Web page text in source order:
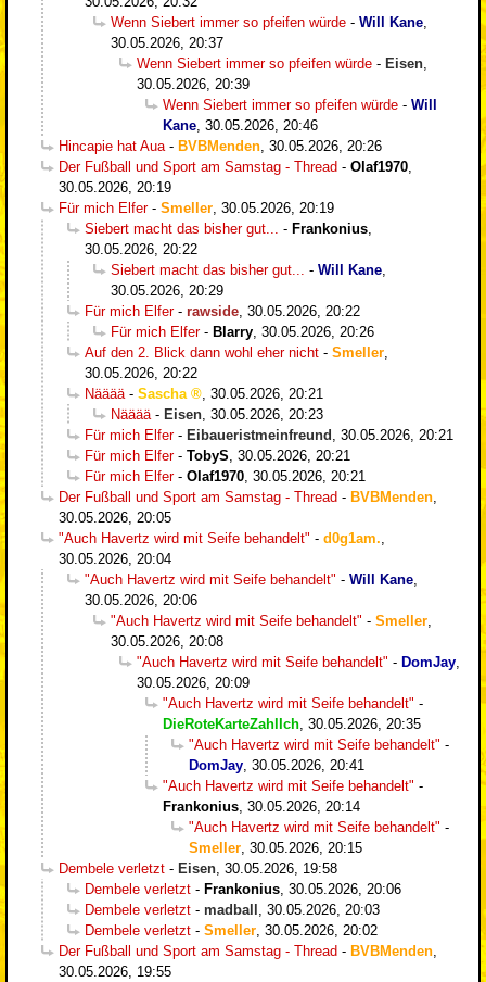
Wenn Siebert immer so pfeifen würde - Will Kane
30.05.2026, 20:37
Wenn Siebert immer so pfeifen würde - Eisen
30.05.2026, 20:39
Wenn Siebert immer so pfeifen würde - Will
Kane 30.05.2026, 20:46
Hincapie hat Aua - BVBMenden 30.05.2026, 20:26
Der Fußball und Sport am Samstag - Thread - Olaf1970
30.05.2026, 20:19
Für mich Elfer- Smeller 30.05.2026, 20:19
Siebert macht das bisher gut...
- Frankonius
30.05.2026, 20:22
Siebert macht das bisher gut...
- Will Kane
30.05.2026, 20:29
Für mich Elfer- rawside 30.05.2026, 20:22
Für mich Elfer- Blarry 30.05.2026, 20:26
Auf den 2. Blick dann wohl eher nicht - Smeller
30.05.2026, 20:22
Nääää - Sascha
30.05.2026, 20:21
Nääää - Eisen 30.05.2026, 20:23
Für mich Elfer- Eibaueristmeinfreund
30.05.2026, 20:21
Für mich Elfer- TobyS 30.05.2026, 20:21
Für mich Elfer- Olaf1970 30.05.2026, 20:21
Der Fußball und Sport am Samstag - Thread - BVBMenden
30.05.2026, 20:05
"Auch Havertz wird mit Seife behandelt" - d0g1am.
30.05.2026, 20:04
"Auch Havertz wird mit Seife behandelt" - Will Kane
30.05.2026, 20:06
"Auch Havertz wird mit Seife behandelt" - Smeller
30.05.2026, 20:08
"Auch Havertz wird mit Seife behandelt" - DomJay
30.05.2026, 20:09
"Auch Havertz wird mit Seife behandelt" -
DieRoteKarteZahlIch 30.05.2026, 20:35
"Auch Havertz wird mit Seife behandelt" -
DomJay 30.05.2026, 20:41
"Auch Havertz wird mit Seife behandelt" -
Frankonius 30.05.2026, 20:14
"Auch Havertz wird mit Seife behandelt" -
Smeller 30.05.2026, 20:15
Dembele verletzt - Eisen 30.05.2026, 19:58
Dembele verletzt - Frankonius 30.05.2026, 20:06
Dembele verletzt - madball
30.05.2026, 20:03
Dembele verletzt - Smeller 30.05.2026, 20:02
Der Fußball und Sport am Samstag - Thread - BVBMenden
30.05.2026, 19:55